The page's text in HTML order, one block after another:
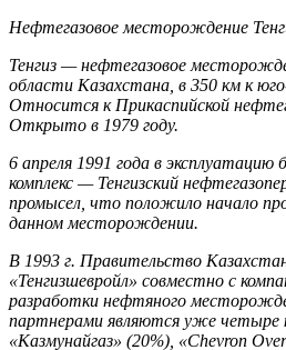
Нефтегазовое месторождение
Тенгиз — нефтегазовое
области Казахстана, в 350 км к
Относится к Прикаспийской
Открыто в 1979 году.
6 апреля 1991 года в эксплуатацию
комплекс — Тенгизский
промысел, что положило начало
данном месторождении.
В 1993 г. Правительство
«Тенгизшевройл» совместно с
разработки нефтяного
партнерами являются уже
«Казмунайгаз» (20%), «Chevron